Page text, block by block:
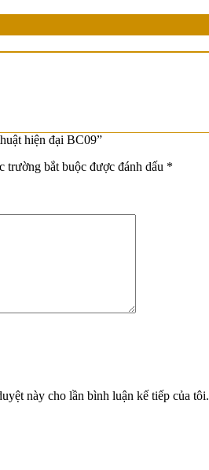
hiện đại BC09”
trường bắt buộc được đánh dấu *
này cho lần bình luận kế tiếp của tôi.